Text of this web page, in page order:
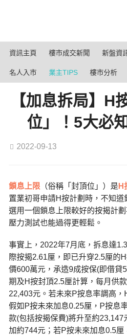
資訊主頁 樓市成交新聞 新盤資
名人入市 業主TIPS 樓市分析
【加息拆局】H
位」！5大必
2022-09-13
鎖息上限（俗稱「封頂位」）是 H
置業初哥申請H按計劃時，不知道
選用一個鎖息上限較好的按揭計
壓力測試也能過得更輕鬆。
事實上，2022年7月底，拆息達
際按揭2.61厘，即已升穿2.5厘的
價600萬元，承造9成按保(即借貸
期及H按封頂2.5厘計算，每月供
22,403元。若未來P按息率調高，
假如P按未來加息0.25厘，P按息
款(包括按揭保費)將升至約23,147
加約744元；若P按未來加息0.5厘